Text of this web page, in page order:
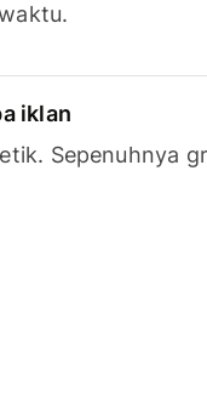
iklan
Sepenuhnya